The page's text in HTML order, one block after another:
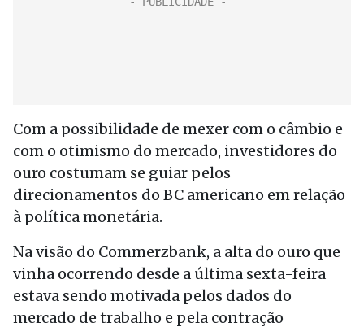
Com a possibilidade de mexer com o câmbio e
com o otimismo do mercado, investidores do
ouro costumam se guiar pelos
direcionamentos do BC americano em relação
à política monetária.
Na visão do Commerzbank, a alta do ouro que
vinha ocorrendo desde a última sexta-feira
estava sendo motivada pelos dados do
mercado de trabalho e pela contração